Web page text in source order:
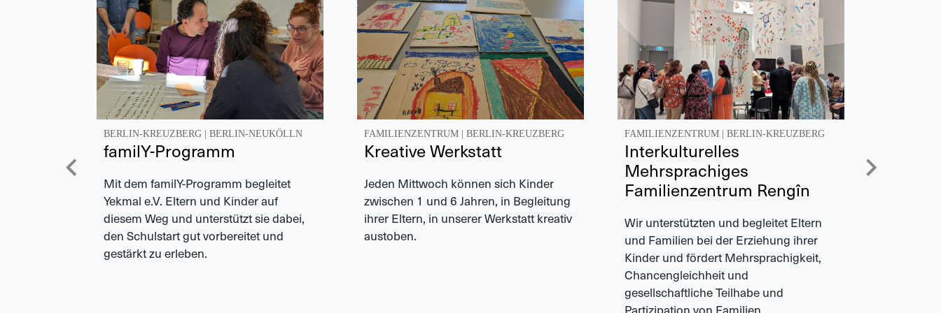
BERLIN-KREUZBERG | BERLIN-NEUKÖLLN
familY-Programm
Mit dem familY-Programm begleitet
Yekmal e.V. Eltern und Kinder auf
diesem Weg und unterstützt sie dabei,
den Schulstart gut vorbereitet und
gestärkt zu erleben.
FAMILIENZENTRUM | BERLIN-KREUZBERG
Kreative Werkstatt
Jeden Mittwoch können sich Kinder
zwischen 1 und 6 Jahren, in Begleitung
ihrer Eltern, in unserer Werkstatt kreativ
austoben.
FAMILIENZENTRUM | BERLIN-KREUZBERG
Interkulturelles
Mehrsprachiges
Familienzentrum Rengîn
Wir unterstützten und begleitet Eltern
und Familien bei der Erziehung ihrer
Kinder und fördert Mehrsprachigkeit,
Chancengleichheit und
gesellschaftliche Teilhabe und
Partizipation von Familien.